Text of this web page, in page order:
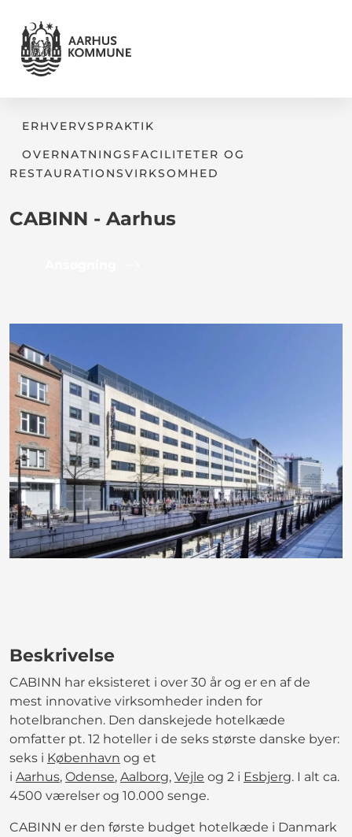
ERHVERVSPRAKTIK
OVERNATNINGSFACILITETER OG
RESTAURATIONSVIRKSOMHED
CABINN - Aarhus
Beskrivelse
CABINN har eksisteret i over 30 år og er en af de
mest innovative virksomheder inden for
hotelbranchen. Den danskejede hotelkæde
omfatter pt. 12 hoteller i de seks største danske byer:
seks i København og et
i Aarhus, Odense, Aalborg, Vejle og 2 i Esbjerg. I alt ca.
4500 værelser og 10.000 senge.
CABINN er den første budget hotelkæde i Danmark